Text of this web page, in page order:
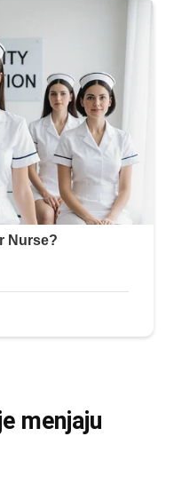
menjaju